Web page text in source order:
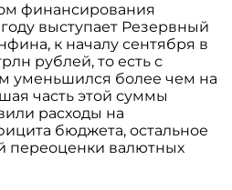
финансирования
выступает Резервный
к началу сентября в
рублей, то есть с
уменьшился более чем на
часть этой суммы
расходы на
бюджета, остальное
переоценки валютных